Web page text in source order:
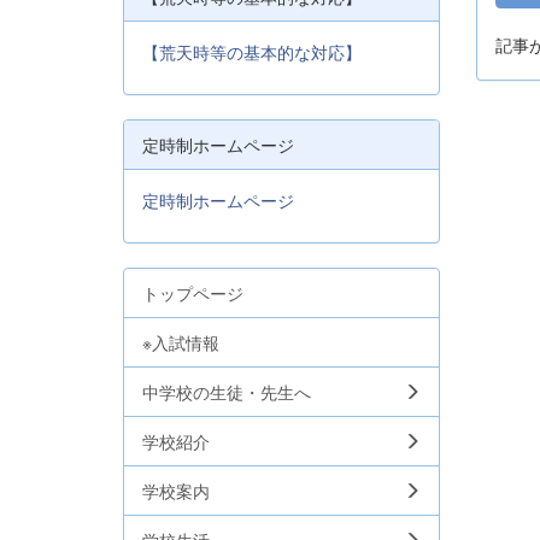
記事
【荒天時等の基本的な対応】
定時制ホームページ
定時制ホームページ
トップページ
※入試情報
中学校の生徒・先生へ
学校紹介
学校案内